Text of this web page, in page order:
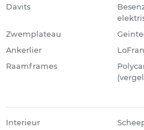
Davits
Zwemplateau
Ankerlier
Raamframes
Interieur